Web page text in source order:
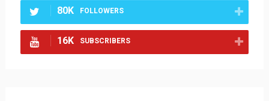
80K FOLLOWERS
16K SUBSCRIBERS